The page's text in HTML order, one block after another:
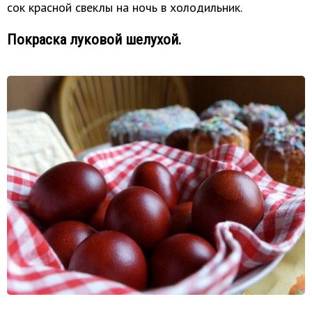
сок красной свеклы на ночь в холодильник.
Покраска луковой шелухой.